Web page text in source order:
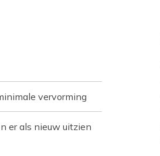
vervorming
er als nieuw uitzien